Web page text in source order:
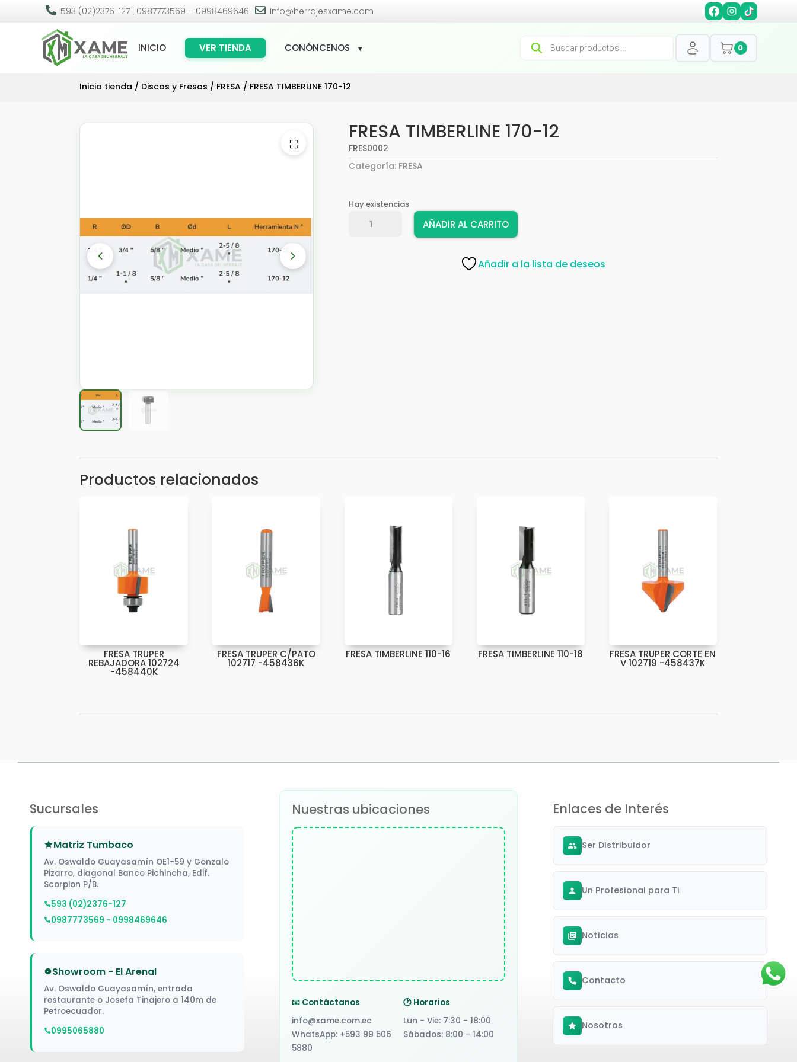
 593 (02)2376-127 | 0987773569 – 0998469646  info@herrajesxame.com
INICIO VER TIENDA CONÓNCENOS
Búsqueda
productos
0
Inicio tienda / Discos y Fresas / FRESA / FRESA TIMBERLINE 170-12
⛶ FRESA TIMBERLINE 170-12
FRES0002
Categoría: FRESA
Hay existencias
TIMBERLINE
AÑADIR AL CARRITO
Añadir a la lista de deseos
Productos relacionados
FRESA TRUPER
REBAJADORA 102724
-458440K
FRESA TRUPER C/PATO
102717 -458436K
FRESA TIMBERLINE 110-16 FRESA TIMBERLINE 110-18 FRESA TRUPER CORTE EN
V 102719 -458437K
Sucursales
Matriz Tumbaco
Av. Oswaldo Guayasamín OE1-59 y Gonzalo
Pizarro, diagonal Banco Pichincha, Edif.
Scorpion P/B.
593 (02)2376-127
0987773569 - 0998469646
Showroom - El Arenal
Av. Oswaldo Guayasamín, entrada
restaurante o Josefa Tinajero a 140m de
Petroecuador.
0995065880
Nuestras ubicaciones
📧 Contáctanos
info@xame.com.ec
WhatsApp: +593 99 506
5880
🕐 Horarios
Lun - Vie: 7:30 - 18:00
Sábados: 8:00 - 14:00
Enlaces de Interés
Ser Distribuidor
Un Profesional para Ti
Noticias
Contacto
Nosotros